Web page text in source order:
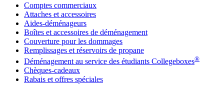
Comptes commerciaux
Attaches et accessoires
Aides-déménageurs
Boîtes et accessoires de déménagement
Couverture pour les dommages
Remplissages et réservoirs de propane
Déménagement au service des étudiants Collegeboxes®
Chèques-cadeaux
Rabais et offres spéciales